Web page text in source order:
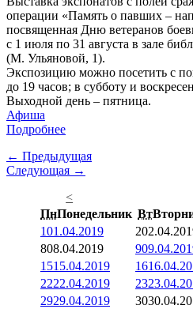
операции «Память о павших –
посвященная Дню ветеранов
с 1 июля по 31 августа в зале
(М. Ульяновой, 1).
Экспозицию можно посетить с
до 19 часов; в субботу и
Выходной день – пятница.
Афиша
Подробнее
← Предыдущая
Следующая →
<
ПнПонедельник Вт
101.04.2019 2
808.04.2019 9
1515.04.2019 16
2222.04.2019 23
2929.04.2019 30